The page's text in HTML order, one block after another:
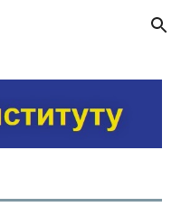
Skip to navigation